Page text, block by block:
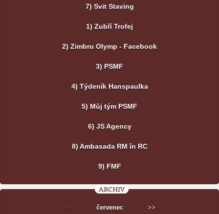
7) Svit Staving
1) Zubří Trofej
2) Zimbru Olymp - Facebook
3) PSMF
4) Týdeník Hanspaulka
5) Můj tým PSMF
6) JS Agency
8) Ambasada RM în RC
9) FMF
ARCHIV
<< červenec >>